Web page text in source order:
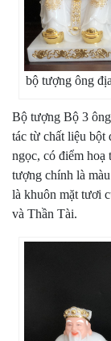
bộ tượng ông
Bộ tượng Bộ 3
tác từ chất liệu bột
ngọc, có điểm hoạ
tượng chính là
là khuôn mặt tươi
và Thần Tài.